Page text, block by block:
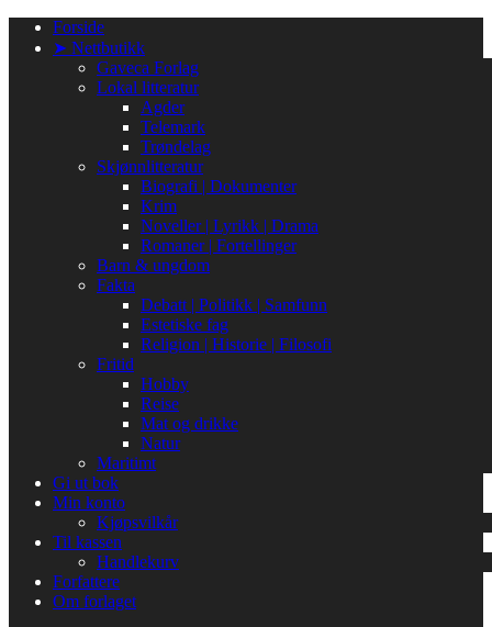
Forside
➤ Nettbutikk
Gaveca Forlag
Lokal litteratur
Agder
Telemark
Trøndelag
Skjønnlitteratur
Biografi | Dokumenter
Krim
Noveller | Lyrikk | Drama
Romaner | Fortellinger
Barn & ungdom
Fakta
Debatt | Politikk | Samfunn
Estetiske fag
Religion | Historie | Filosofi
Fritid
Hobby
Reise
Mat og drikke
Natur
Maritimt
Gi ut bok
Min konto
Kjøpsvilkår
Til kassen
Handlekurv
Forfattere
Om forlaget